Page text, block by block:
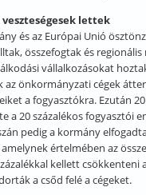
lettek
és az Európai Unió
összefogtak és
vállalkozásokat
az önkormányzati cégek
a fogyasztókra. Ezután
a 20 százalékos fogyasztói
pedig a kormány
értelmében az
kellett csökkenteni
a csőd felé a cégeket.